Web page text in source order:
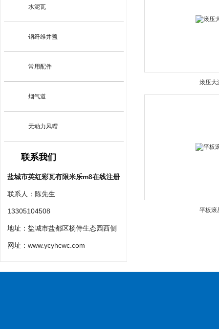
水泥瓦
钢纤维井盖
常用配件
烟气道
无动力风帽
联系我们
盐城市英红彩瓦有限米乐m8在线注册
联系人：陈先生
13305104508
地址：盐城市盐都区杨侍生态园西侧
网址： www.ycyhcwc.com
滚压大
平板滚